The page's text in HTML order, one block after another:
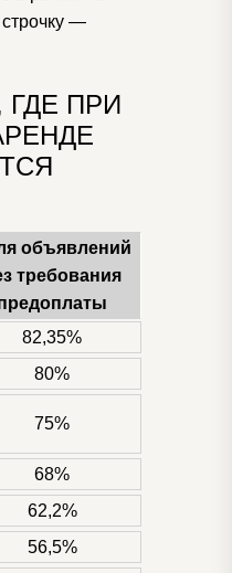
—
ГДЕ ПРИ
объявлений
требования
82,35%
80%
75%
68%
62,2%
56,5%